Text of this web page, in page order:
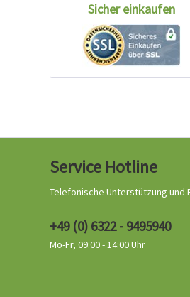
Sicher einkaufen
Service Hotline
Telefonische Unterstützung und
+49 (0) 6322 - 9495940
Mo-Fr, 09:00 - 14:00 Uhr